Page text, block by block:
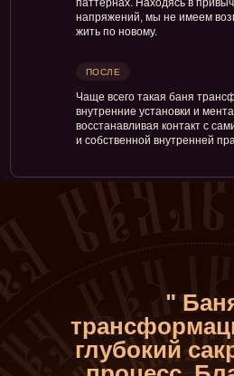
паттернах. Находясь в
напряжений, мы не имеем
жить по новому.
Чаще всего такая баня
внутренние установки и
восстанавливая контакт с
и собственной внутренней
ПОСЛЕ
"
глубокий